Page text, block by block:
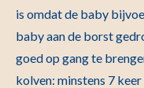
is omdat de baby
baby aan de borst
goed op gang te
kolven: minstens 7